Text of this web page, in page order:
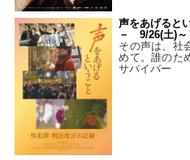
声をあげると
－ 9/26(土)～
その声は、社
めて。誰のた
サバイバー